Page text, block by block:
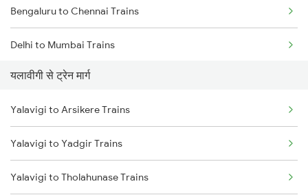
Bengaluru to Chennai Trains
Delhi to Mumbai Trains
Mumbai to Pune Trains
Delhi to Jammu Trains
Mumbai to Delhi Trains
Mumbai to Goa Trains
यलावीगी से ट्रेन मार्ग
Yalavigi to Arsikere Trains
Yalavigi to Yadgir Trains
Yalavigi to Tholahunase Trains